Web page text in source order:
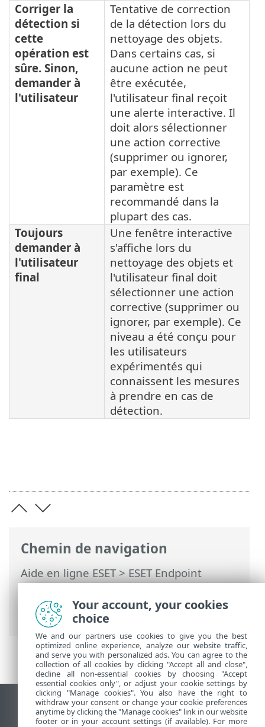
Chemin de navigation
Aide en ligne ESET>ESET Endpoint
Security>Configuration avancée>
Protections>ThreatSense> Niveaux de
nettoyage
Corriger la
détection si
cette
opération est
sûre. Sinon,
demander à
l'utilisateur
Tentative de correction
de la détection lors du
nettoyage des objets.
Dans certains cas, si
aucune action ne peut
être exécutée,
l'utilisateur final reçoit
une alerte interactive. Il
doit alors sélectionner
une action corrective
(supprimer ou ignorer,
par exemple). Ce
paramètre est
recommandé dans la
plupart des cas.
Toujours
demander à
l'utilisateur
final
Une fenêtre interactive
s'affiche lors du
nettoyage des objets et
l'utilisateur final doit
sélectionner une action
corrective (supprimer ou
ignorer, par exemple). Ce
niveau a été conçu pour
les utilisateurs
expérimentés qui
connaissent les mesures
à prendre en cas de
détection.
Afficher le site des postes de travail
End of Life
Your account, your cookies
choice
We and our partners use cookies to give you the best
optimized online experience, analyze our website traffic,
and serve you with personalized ads. You can agree to the
collection of all cookies by clicking "Accept all and close",
decline all non-essential cookies by choosing "Accept
essential cookies only", or adjust your cookie settings by
clicking "Manage cookies". You also have the right to
withdraw your consent or change your cookie preferences
anytime by clicking the "Manage cookies" link in our website
footer or in your account settings (if available). For more